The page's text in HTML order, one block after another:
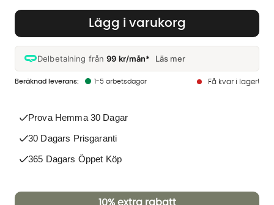
Lägg i varukorg
Delbetalning från99 kr/mån* Läs mer
1-5 arbetsdagar Få kvar i lager!
Prova Hemma 30 Dagar
30 Dagars Prisgaranti
365 Dagars Öppet Köp
10% extra rabatt